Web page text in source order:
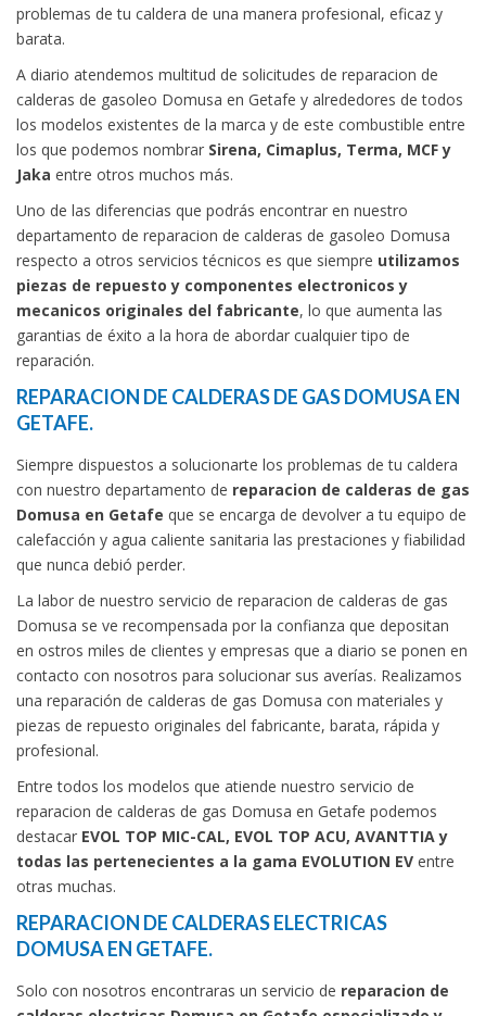
problemas de tu caldera de una manera profesional, eficaz y
barata.
A diario atendemos multitud de solicitudes de reparacion de
calderas de gasoleo Domusa en Getafe y alrededores de todos
los modelos existentes de la marca y de este combustible entre
los que podemos nombrar Sirena, Cimaplus, Terma, MCF y
Jaka entre otros muchos más.
Uno de las diferencias que podrás encontrar en nuestro
departamento de reparacion de calderas de gasoleo Domusa
respecto a otros servicios técnicos es que siempre utilizamos
piezas de repuesto y componentes electronicos y
mecanicos originales del fabricante, lo que aumenta las
garantias de éxito a la hora de abordar cualquier tipo de
reparación.
REPARACION DE CALDERAS DE GAS DOMUSA EN
GETAFE.
Siempre dispuestos a solucionarte los problemas de tu caldera
con nuestro departamento de reparacion de calderas de gas
Domusa en Getafe que se encarga de devolver a tu equipo de
calefacción y agua caliente sanitaria las prestaciones y fiabilidad
que nunca debió perder.
La labor de nuestro servicio de reparacion de calderas de gas
Domusa se ve recompensada por la confianza que depositan
en ostros miles de clientes y empresas que a diario se ponen en
contacto con nosotros para solucionar sus averías. Realizamos
una reparación de calderas de gas Domusa con materiales y
piezas de repuesto originales del fabricante, barata, rápida y
profesional.
Entre todos los modelos que atiende nuestro servicio de
reparacion de calderas de gas Domusa en Getafe podemos
destacar EVOL TOP MIC-CAL, EVOL TOP ACU, AVANTTIA y
todas las pertenecientes a la gama EVOLUTION EV entre
otras muchas.
REPARACION DE CALDERAS ELECTRICAS
DOMUSA EN GETAFE.
Solo con nosotros encontraras un servicio de reparacion de